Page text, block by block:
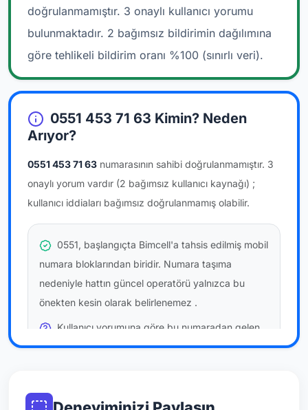
doğrulanmamıştır. 3 onaylı kullanıcı yorumu
bulunmaktadır. 2 bağımsız bildirimin dağılımına
göre tehlikeli bildirim oranı %100 (sınırlı veri).
0551 453 71 63 Kimin? Neden
Arıyor?
0551 453 71 63 numarasının sahibi doğrulanmamıştır. 3
onaylı yorum vardır (2 bağımsız kullanıcı kaynağı) ;
kullanıcı iddiaları bağımsız doğrulanmamış olabilir.
0551, başlangıçta Bimcell'a tahsis edilmiş mobil
numara bloklarından biridir. Numara taşıma
nedeniyle hattın güncel operatörü yalnızca bu
önekten kesin olarak belirlenemez .
Kullanıcı yorumuna göre bu numaradan gelen
çağrılaratemkinli yaklaşmanızönerilir; bu bir site